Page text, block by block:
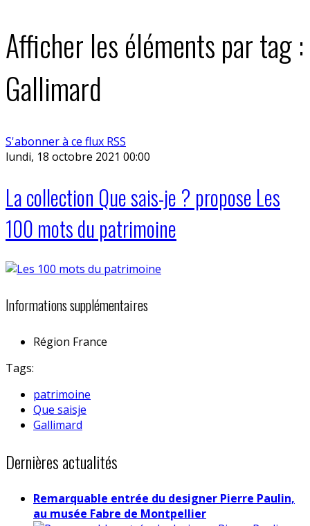
Afficher les éléments par tag :
Gallimard
S'abonner à ce flux RSS
lundi, 18 octobre 2021 00:00
La collection Que sais-je ? propose Les
100 mots du patrimoine
Informations supplémentaires
Région France
Tags:
patrimoine
Que saisje
Gallimard
Dernières actualités
Remarquable entrée du designer Pierre Paulin,
au musée Fabre de Montpellier